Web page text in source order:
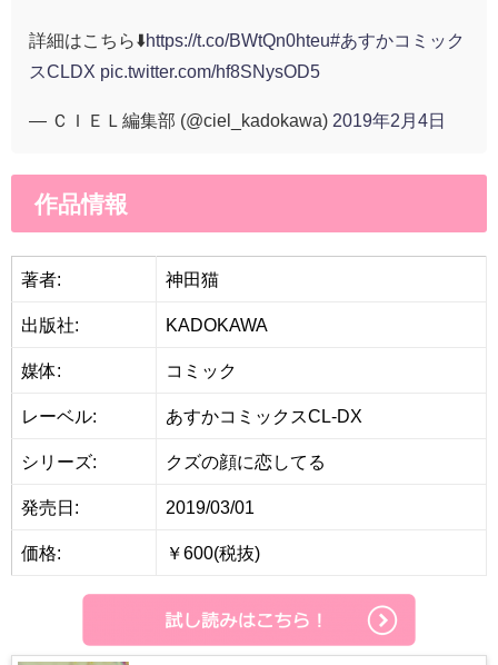
詳細はこちら⬇️https://t.co/BWtQn0hteu#あすかコミック
スCLDX pic.twitter.com/hf8SNysOD5
— ＣＩＥＬ編集部 (@ciel_kadokawa) 2019年2月4日
作品情報
著者: 神田猫
出版社: KADOKAWA
媒体: コミック
レーベル: あすかコミックスCL-DX
シリーズ: クズの顔に恋してる
発売日: 2019/03/01
価格: ￥600(税抜)